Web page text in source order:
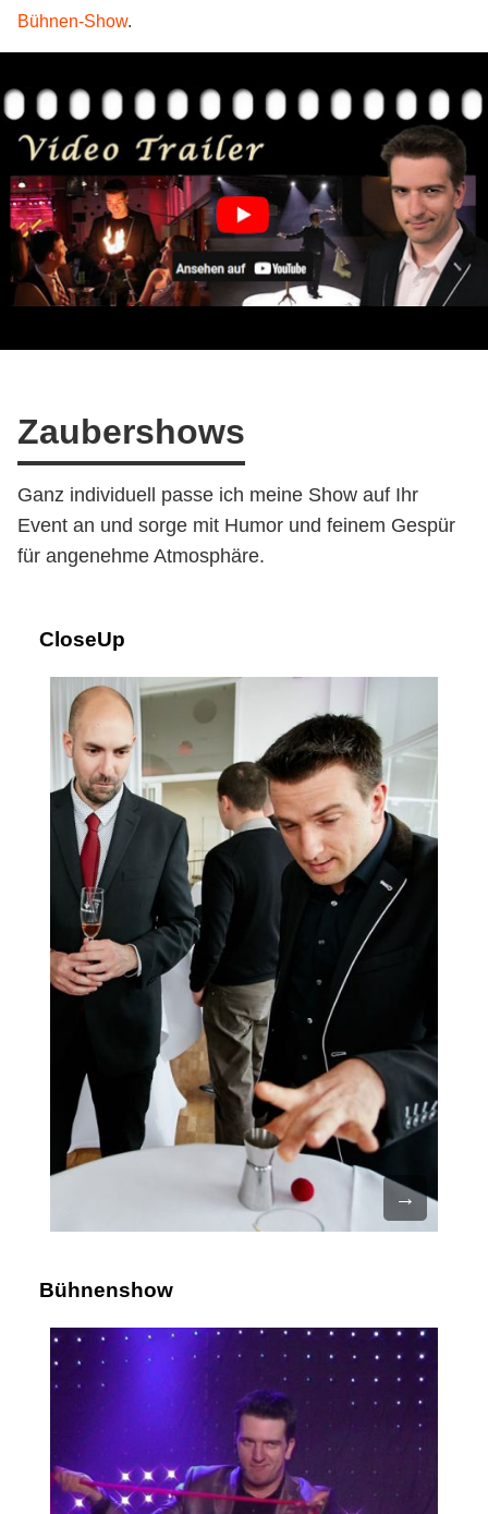
Bühnen-Show.
Zaubershows
Ganz individuell passe ich meine Show auf Ihr
Event an und sorge mit Humor und feinem Gespür
für angenehme Atmosphäre.
CloseUp
Bühnenshow